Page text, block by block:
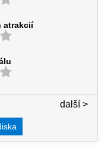
atrakcií
další >